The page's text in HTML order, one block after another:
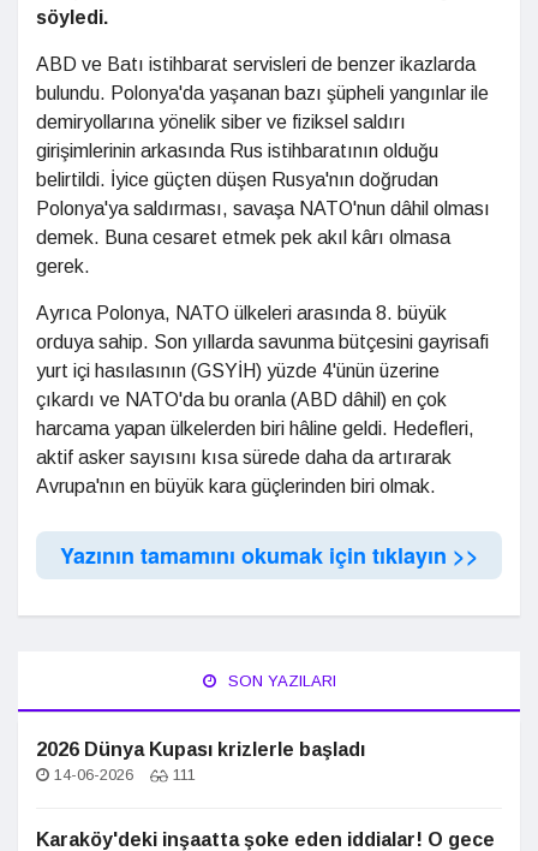
söyledi.
ABD ve Batı istihbarat servisleri de benzer ikazlarda
bulundu. Polonya'da yaşanan bazı şüpheli yangınlar ile
demiryollarına yönelik siber ve fiziksel saldırı
girişimlerinin arkasında Rus istihbaratının olduğu
belirtildi. İyice güçten düşen Rusya'nın doğrudan
Polonya'ya saldırması, savaşa NATO'nun dâhil olması
demek. Buna cesaret etmek pek akıl kârı olmasa
gerek.
Ayrıca Polonya, NATO ülkeleri arasında 8. büyük
orduya sahip. Son yıllarda savunma bütçesini gayrisafi
yurt içi hasılasının (GSYİH) yüzde 4'ünün üzerine
çıkardı ve NATO'da bu oranla (ABD dâhil) en çok
harcama yapan ülkelerden biri hâline geldi. Hedefleri,
aktif asker sayısını kısa sürede daha da artırarak
Avrupa'nın en büyük kara güçlerinden biri olmak.
Yazının tamamını okumak için tıklayın >>
SON YAZILARI
2026 Dünya Kupası krizlerle başladı
14-06-2026 111
Karaköy'deki inşaatta şoke eden iddialar! O gece